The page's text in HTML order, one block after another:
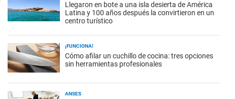
Llegaron en bote a una isla desierta de América
Latina y 100 años después la convirtieron en un
centro turístico
¡FUNCIONA!
Cómo afilar un cuchillo de cocina: tres opciones
sin herramientas profesionales
ANSES